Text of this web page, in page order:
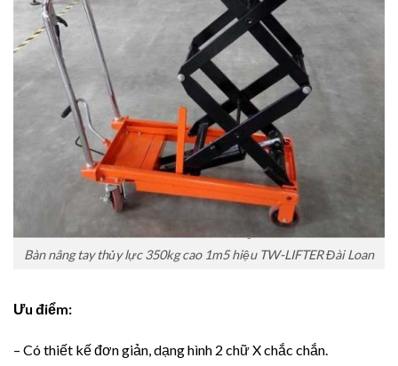
Bàn nâng tay thủy lực 350kg cao 1m5 hiệu TW-LIFTER Đài Loan
Ưu điểm:
– Có thiết kế đơn giản, dạng hình 2 chữ X chắc chắn.